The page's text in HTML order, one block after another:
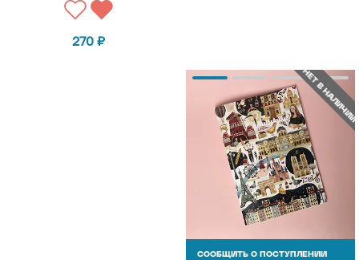
270 ₽
НЕТ В НАЛИЧИИ
СООБЩИТЬ О ПОСТУПЛЕНИИ